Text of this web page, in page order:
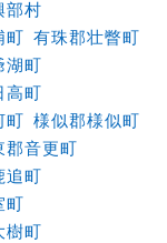
部村
町 有珠郡壮瞥町
湖町
高町
町 様似郡様似町
郡音更町
追町
町
樹町